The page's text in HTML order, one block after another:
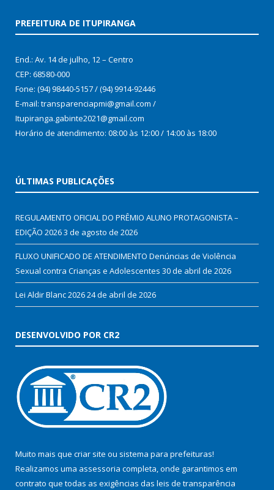
PREFEITURA DE ITUPIRANGA
End.: Av. 14 de julho, 12 – Centro
CEP: 68580-000
Fone: (94) 98440-5157 / (94) 9914-92446
E-mail: transparenciapmi@gmail.com /
Itupiranga.gabinte2021@gmail.com
Horário de atendimento: 08:00 às 12:00 / 14:00 às 18:00
ÚLTIMAS PUBLICAÇÕES
REGULAMENTO OFICIAL DO PRÊMIO ALUNO PROTAGONISTA –
EDIÇÃO 20263 de agosto de 2026
FLUXO UNIFICADO DE ATENDIMENTO Denúncias de Violência
Sexual contra Crianças e Adolescentes 30 de abril de 2026
Lei Aldir Blanc 202624 de abril de 2026
DESENVOLVIDO POR CR2
Muito mais que criar site ou sistema para prefeituras!
Realizamos uma assessoria completa, onde garantimos em
contrato que todas as exigências das leis de transparência